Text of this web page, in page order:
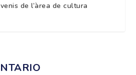
de l’àrea de cultura